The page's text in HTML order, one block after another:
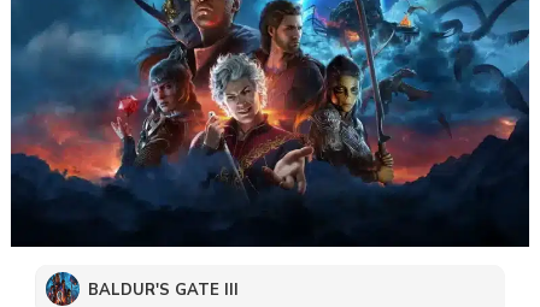
BALDUR'S GATE III